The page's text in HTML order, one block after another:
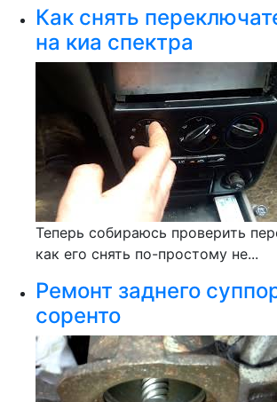
Как снять
на киа спектра
Теперь собираюсь проверить
как его снять по-простому не...
Ремонт заднего
соренто